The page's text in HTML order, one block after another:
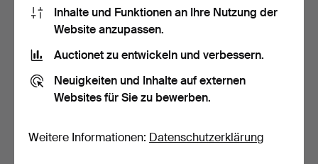
Inhalte und Funktionen an Ihre Nutzung der
Website anzupassen.
Auctionet zu entwickeln und verbessern.
Neuigkeiten und Inhalte auf externen
Websites für Sie zu bewerben.
Weitere Informationen: Datenschutzerklärung